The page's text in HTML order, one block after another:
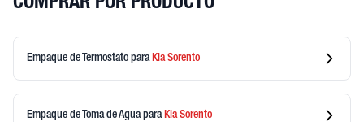
COMPRAR POR PRODUCTO
Empaque de Termostato para KiaSorento
Empaque de Toma de Aguapara KiaSorento